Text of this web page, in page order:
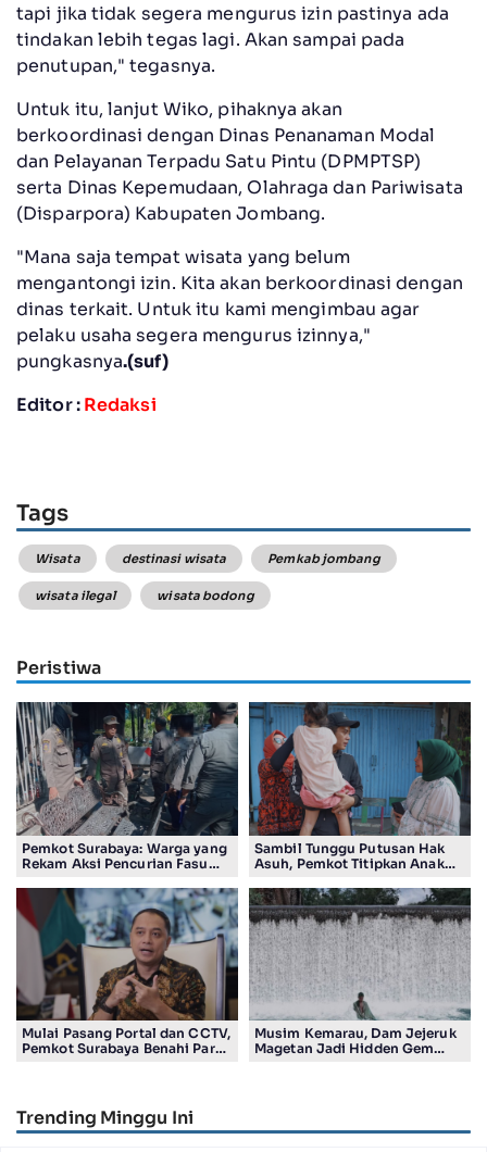
tapi jika tidak segera mengurus izin pastinya ada
tindakan lebih tegas lagi. Akan sampai pada
penutupan," tegasnya.
Untuk itu, lanjut Wiko, pihaknya akan
berkoordinasi dengan Dinas Penanaman Modal
dan Pelayanan Terpadu Satu Pintu (DPMPTSP)
serta Dinas Kepemudaan, Olahraga dan Pariwisata
(Disparpora) Kabupaten Jombang.
"Mana saja tempat wisata yang belum
mengantongi izin. Kita akan berkoordinasi dengan
dinas terkait. Untuk itu kami mengimbau agar
pelaku usaha segera mengurus izinnya,"
pungkasnya.(suf)
Editor :Redaksi
Tags
Wisata destinasi wisata Pemkab jombang
wisata ilegal wisata bodong
Peristiwa
Pemkot Surabaya: Warga yang
Rekam Aksi Pencurian Fasum
Ribu
Sambil Tunggu Putusan Hak
Asuh, Pemkot Titipkan Anak
Aman Kota Surabaya
Mulai Pasang Portal dan CCTV,
Pemkot Surabaya Benahi Parkir
Musim Kemarau, Dam Jejeruk
Magetan Jadi Hidden Gem
Trending Minggu Ini